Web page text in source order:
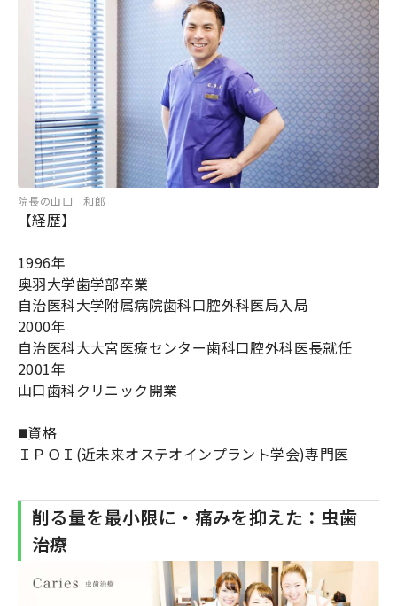
院長の山口 和郎
【経歴】
1996年
奥羽大学歯学部卒業
自治医科大学附属病院歯科口腔外科医局入局
2000年
自治医科大大宮医療センター歯科口腔外科医長就任
2001年
山口歯科クリニック開業
◼️資格
ＩＰＯＩ(近未来オステオインプラント学会)専門医
削る量を最小限に・痛みを抑えた：虫歯
治療